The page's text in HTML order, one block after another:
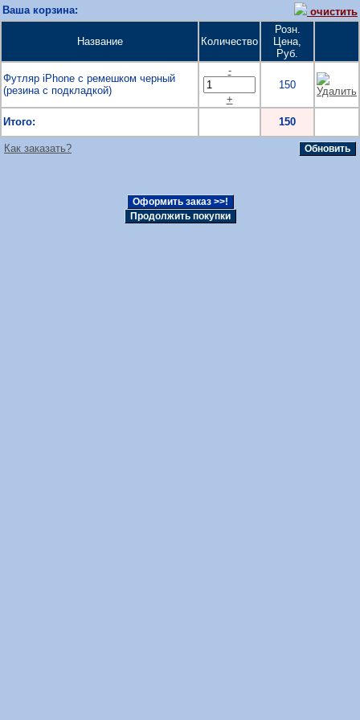
Ваша корзина: очистить
Название Количество
Розн.
Цена,
Руб.
Футляр iPhone с ремешком черный
(резина с подкладкой)
-
+
150
Итого: 150
Как заказать?